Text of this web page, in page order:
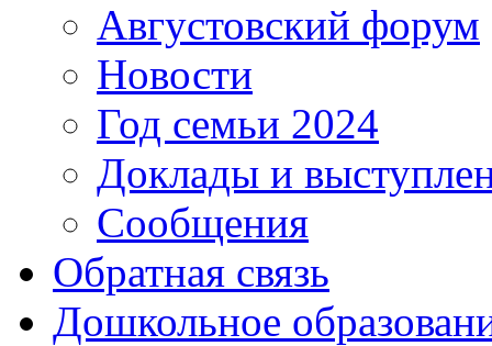
Августовский форум
Новости
Год семьи 2024
Доклады и
Сообщения
Обратная связь
Дошкольное